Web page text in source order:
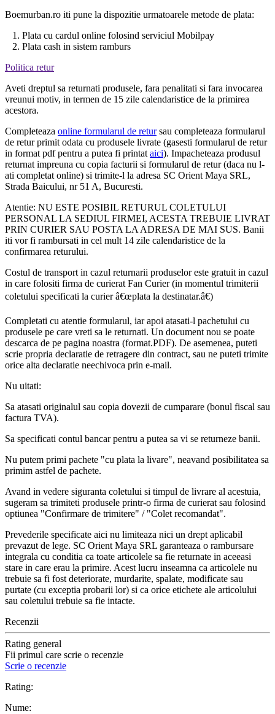
Boemurban.ro iti pune la dispozitie urmatoarele metode de plata:
1. Plata cu cardul online folosind serviciul Mobilpay
2. Plata cash in sistem ramburs
Politica retur
Aveti dreptul sa returnati produsele, fara penalitati si fara invocarea
vreunui motiv, in termen de 15 zile calendaristice de la primirea
acestora.
Completeaza online formularul de retursau completeaza formularul
de retur primit odata cu produsele livrate (gasesti formularul de retur
in format pdf pentru a putea fi printat aici). Impacheteaza produsul
returnat impreuna cu copia facturii si formularul de retur (daca nu l-
ati completat online) si trimite-l la adresa SC Orient Maya SRL,
Strada Baicului, nr 51 A, Bucuresti.
Atentie: NU ESTE POSIBIL RETURUL COLETULUI
PERSONAL LA SEDIUL FIRMEI, ACESTA TREBUIE LIVRAT
PRIN CURIER SAU POSTA LA ADRESA DE MAI SUS. Banii
iti vor fi rambursati in cel mult 14 zile calendaristice de la
confirmarea returului.
Costul de transport in cazul returnarii produselor este gratuit in cazul
in care folositi firma de curierat Fan Curier (in momentul trimiterii
coletului specificati la curier â€œplata la destinatar.â€)
Completati cu atentie formularul, iar apoi atasati-l pachetului cu
produsele pe care vreti sa le returnati. Un document nou se poate
descarca de pe pagina noastra (format.PDF). De asemenea, puteti
scrie propria declaratie de retragere din contract, sau ne puteti trimite
orice alta declaratie neechivoca prin e-mail.
Nu uitati:
Sa atasati originalul sau copia dovezii de cumparare (bonul fiscal sau
factura TVA).
Sa specificati contul bancar pentru a putea sa vi se returneze banii.
Nu putem primi pachete "cu plata la livare", neavand posibilitatea sa
primim astfel de pachete.
Avand in vedere siguranta coletului si timpul de livrare al acestuia,
sugeram sa trimiteti produsele printr-o firma de curierat sau folosind
optiunea "Confirmare de trimitere" / "Colet recomandat".
Prevederile specificate aici nu limiteaza nici un drept aplicabil
prevazut de lege. SC Orient Maya SRL garanteaza o rambursare
integrala cu conditia ca toate articolele sa fie returnate in aceeasi
stare in care erau la primire. Acest lucru inseamna ca articolele nu
trebuie sa fi fost deteriorate, murdarite, spalate, modificate sau
purtate (cu exceptia probarii lor) si ca orice etichete ale articolului
sau coletului trebuie sa fie intacte.
Recenzii
Rating general
Fii primul care scrie o recenzie
Scrie o recenzie
Rating:
Nume: